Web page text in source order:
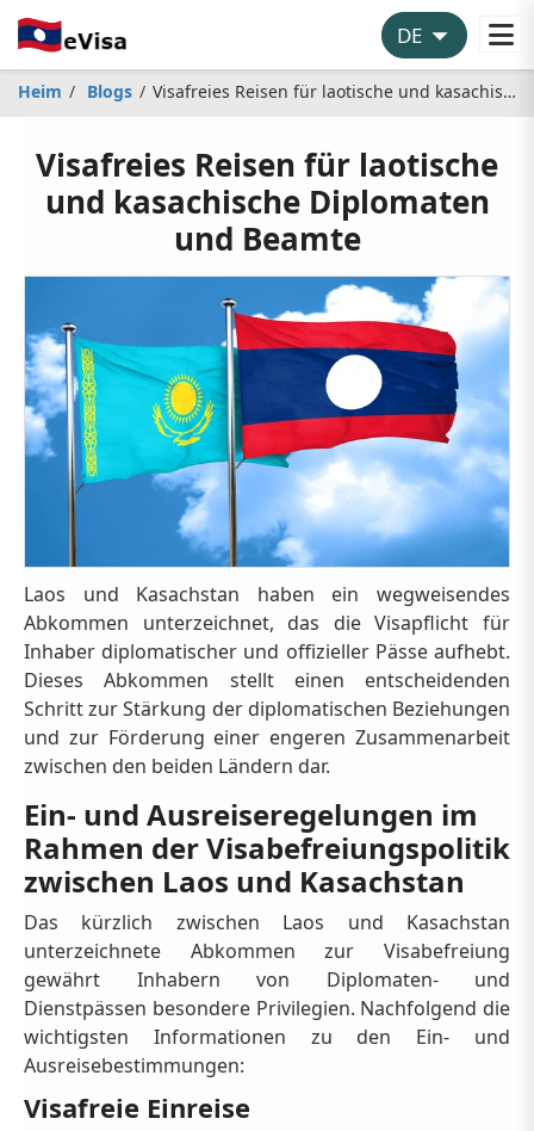
Heim Blogs Visafreies Reisen für laotische und kasachische Diplomaten und Beamte
Visafreies Reisen für laotische
und kasachische Diplomaten
und Beamte
Laos und Kasachstan haben ein wegweisendes
Abkommen unterzeichnet, das die Visapflicht für
Inhaber diplomatischer und offizieller Pässe aufhebt.
Dieses Abkommen stellt einen entscheidenden
Schritt zur Stärkung der diplomatischen Beziehungen
und zur Förderung einer engeren Zusammenarbeit
zwischen den beiden Ländern dar.
Ein- und Ausreiseregelungen im
Rahmen der Visabefreiungspolitik
zwischen Laos und Kasachstan
Das kürzlich zwischen Laos und Kasachstan
unterzeichnete Abkommen zur Visabefreiung
gewährt Inhabern von Diplomaten- und
Dienstpässen besondere Privilegien. Nachfolgend die
wichtigsten Informationen zu den Ein- und
Ausreisebestimmungen:
Visafreie Einreise